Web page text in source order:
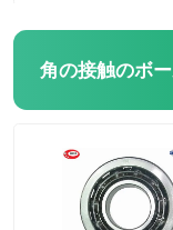
角の接触のボ